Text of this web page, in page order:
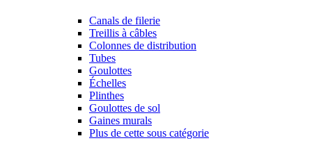
Canals de filerie
Treillis à câbles
Colonnes de distribution
Tubes
Goulottes
Échelles
Plinthes
Goulottes de sol
Gaines murals
Plus de cette sous catégorie